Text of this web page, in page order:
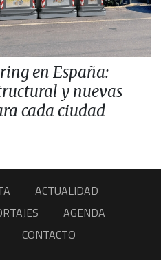
en España:
y nuevas
cada ciudad
ACTUALIDAD
AGENDA
CONTACTO